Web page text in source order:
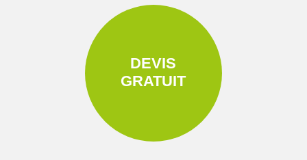
DEVIS
GRATUIT